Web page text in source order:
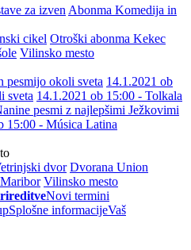
za izven Abonma Komedija in
cikel Otroški abonma Kekec
Vilinsko mesto
pesmijo okoli sveta 14.1.2021 ob
sveta 14.1.2021 ob 15:00 - Tolkala
pesmi z najlepšimi Ježkovimi
15:00 - Música Latina
dvor Dvorana Union
Vilinsko mesto
Novi termini
Splošne informacijeVaš